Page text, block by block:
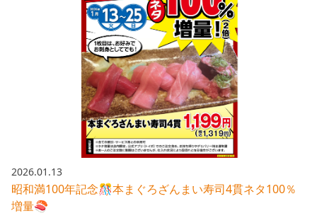
会社概要
や台ずし
焼とりてっぱん
ひとくち餃子の頂
玉鋼
IR情報トップ
会長メッセージ
今後の取り組み
コーポレートガバナンス
財務情報
業績推移
株式情報
採用情報トップ
パート・アルバイト
店舗物件・店舗施工管理業者の募集
お問い合わせ
お問い合わせトップ
IRお問い合わせ
ご意見・アンケート（ご来店の方）
このサイトについて
プライバシーポリシー
2026.01.13
昭和満100年記念🎊本まぐろざんまい寿司4貫ネタ100％
増量🍣